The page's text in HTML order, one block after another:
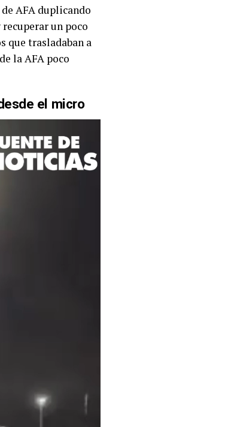
AFA duplicando
un poco
que trasladaban a
la AFA poco
el micro